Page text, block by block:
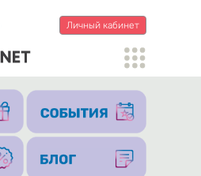
Личный кабинет